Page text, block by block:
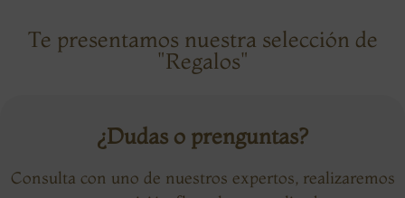
Te presentamos nuestra selección de
"Regalos"
¿Dudas o prenguntas?
Consulta con uno de nuestros expertos, realizaremos